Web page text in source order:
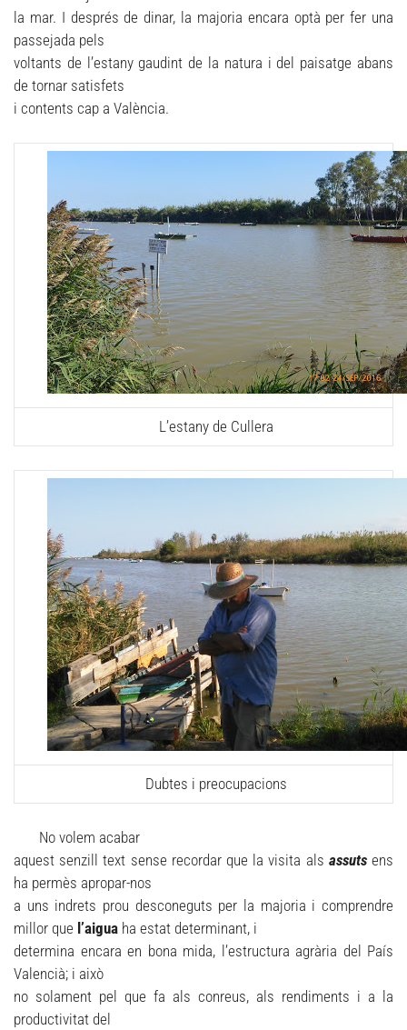
la mar. I després de dinar, la majoria encara optà per fer una
passejada pels
voltants de l’estany gaudint de la natura i del paisatge abans
de tornar satisfets
i contents cap a València.
L’estany de Cullera
Dubtes i preocupacions
No volem acabar
aquest senzill text sense recordar que la visita als assutsens
ha permès apropar-nos
a uns indrets prou desconeguts per la majoria i comprendre
millor que l’aigua ha estat determinant, i
determina encara en bona mida, l’estructura agrària del País
Valencià; i això
no solament pel que fa als conreus, als rendiments i a la
productivitat del